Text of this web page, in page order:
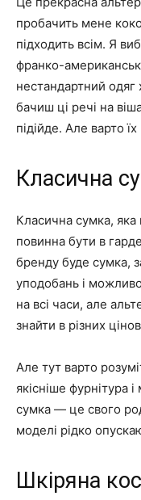
пробачить мене
підходить всім. Я
франко-
нестандартний
бачиш ці речі на
підійде. Але варто
Класична
Класична сумка, яка
повинна бути в
бренду буде сумка,
уподобань і
на всі часи, але
знайти в різних
Але тут варто
якісніше фурнітура
сумка — це свого
моделі рідко
Шкіряна